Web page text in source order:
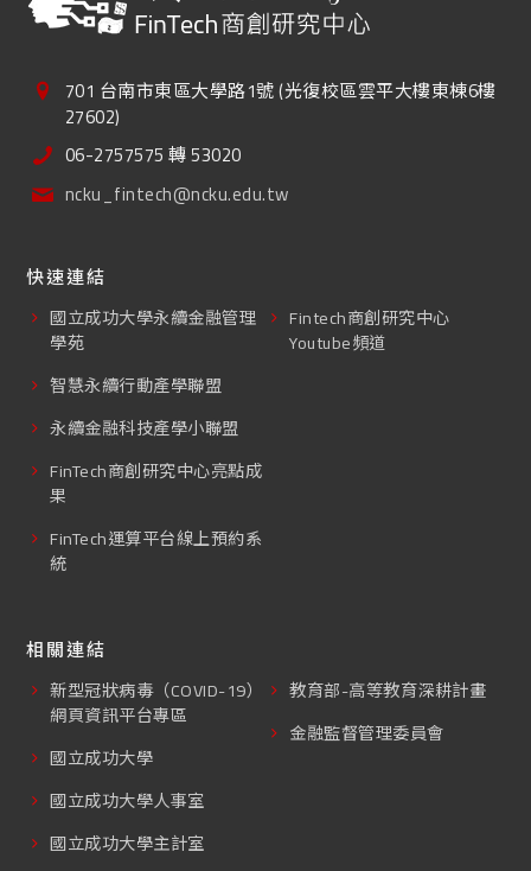
701 台南市東區大學路1號 (光復校區雲平大樓東棟6樓
27602)
06-2757575 轉 53020
ncku_fintech@ncku.edu.tw
快速連結
國立成功大學永續金融管理
學苑
智慧永續行動產學聯盟
永續金融科技產學小聯盟
FinTech商創研究中心亮點成
果
FinTech運算平台線上預約系
統
Fintech商創研究中心
Youtube頻道
相關連結
新型冠狀病毒（COVID-19）
網頁資訊平台專區
國立成功大學
國立成功大學人事室
國立成功大學主計室
教育部-高等教育深耕計畫
金融監督管理委員會